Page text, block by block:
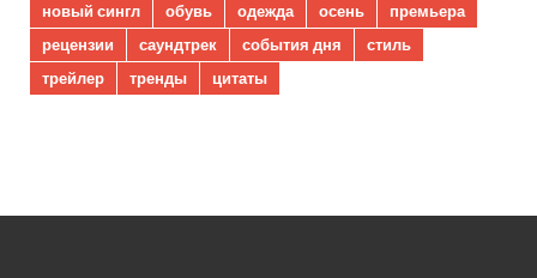
новый сингл
обувь одежда осень
премьера
рецензии
саундтрек события дня
стиль
трейлер
тренды цитаты